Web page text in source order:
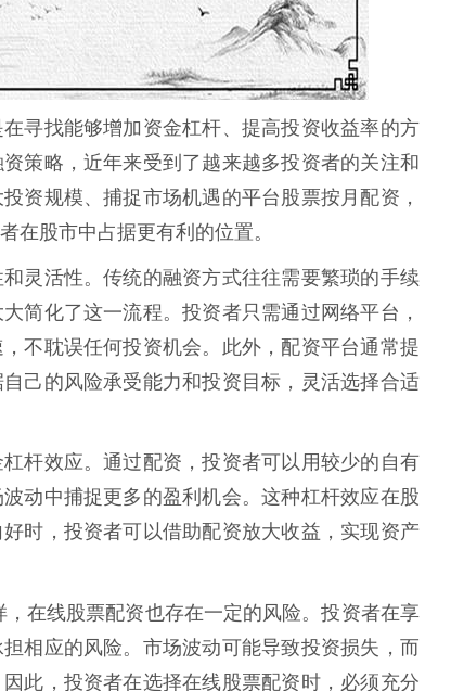
寻找能够增加资金杠杆、提高投资收益率的方
策略，近年来受到了越来越多投资者的关注和
资规模、捕捉市场机遇的平台股票按月配资，
在股市中占据更有利的位置。
灵活性。传统的融资方式往往需要繁琐的手续
简化了这一流程。投资者只需通过网络平台，
不耽误任何投资机会。此外，配资平台通常提
己的风险承受能力和投资目标，灵活选择合适
杆效应。通过配资，投资者可以用较少的自有
动中捕捉更多的盈利机会。这种杠杆效应在股
时，投资者可以借助配资放大收益，实现资产
，在线股票配资也存在一定的风险。投资者在享
相应的风险。市场波动可能导致投资损失，而
此，投资者在选择在线股票配资时，必须充分